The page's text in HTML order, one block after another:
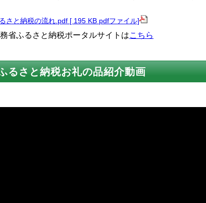
さと納税の流れ.pdf [ 195 KB pdfファイル]
省ふるさと納税ポータルサイトはこちら
るさと納税お礼の品紹介動画